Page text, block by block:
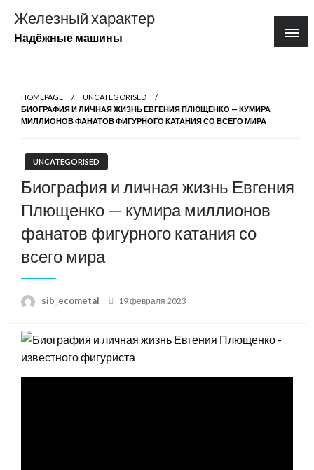
содержимому
Железный характер
Надёжные машины
HOMEPAGE
UNCATEGORISED
БИОГРАФИЯ И ЛИЧНАЯ ЖИЗНЬ ЕВГЕНИЯ ПЛЮЩЕНКО — КУМИРА
МИЛЛИОНОВ ФАНАТОВ ФИГУРНОГО КАТАНИЯ СО ВСЕГО МИРА
UNCATEGORISED
Биография и личная жизнь Евгения
Плющенко — кумира миллионов
фанатов фигурного катания со
всего мира
sib_ecometal
Posted
19 февраля 2023